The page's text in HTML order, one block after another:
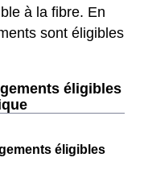
à la fibre. En
sont éligibles
éligibles à
éligibles